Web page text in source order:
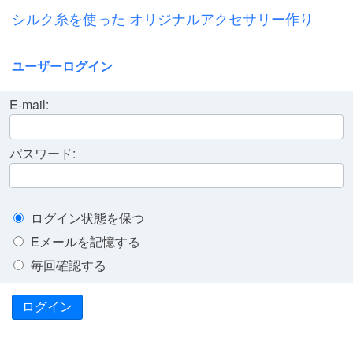
シルク糸を使った オリジナルアクセサリー作り
ユーザーログイン
E-mail:
パスワード:
ログイン状態を保つ
Eメールを記憶する
毎回確認する
ログイン